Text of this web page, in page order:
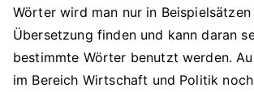
Wörter wird man nur in
Übersetzung finden und kann daran
bestimmte Wörter benutzt werden.
im Bereich Wirtschaft und Politik